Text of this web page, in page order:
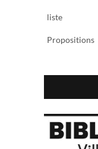
liste
Propositions